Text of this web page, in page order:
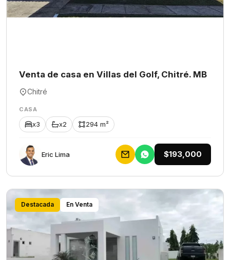
Venta de casa en Villas del Golf, Chitré. MB
Chitré
CASA
x3 x2 294 m²
Eric Lima $193,000
Destacada En Venta